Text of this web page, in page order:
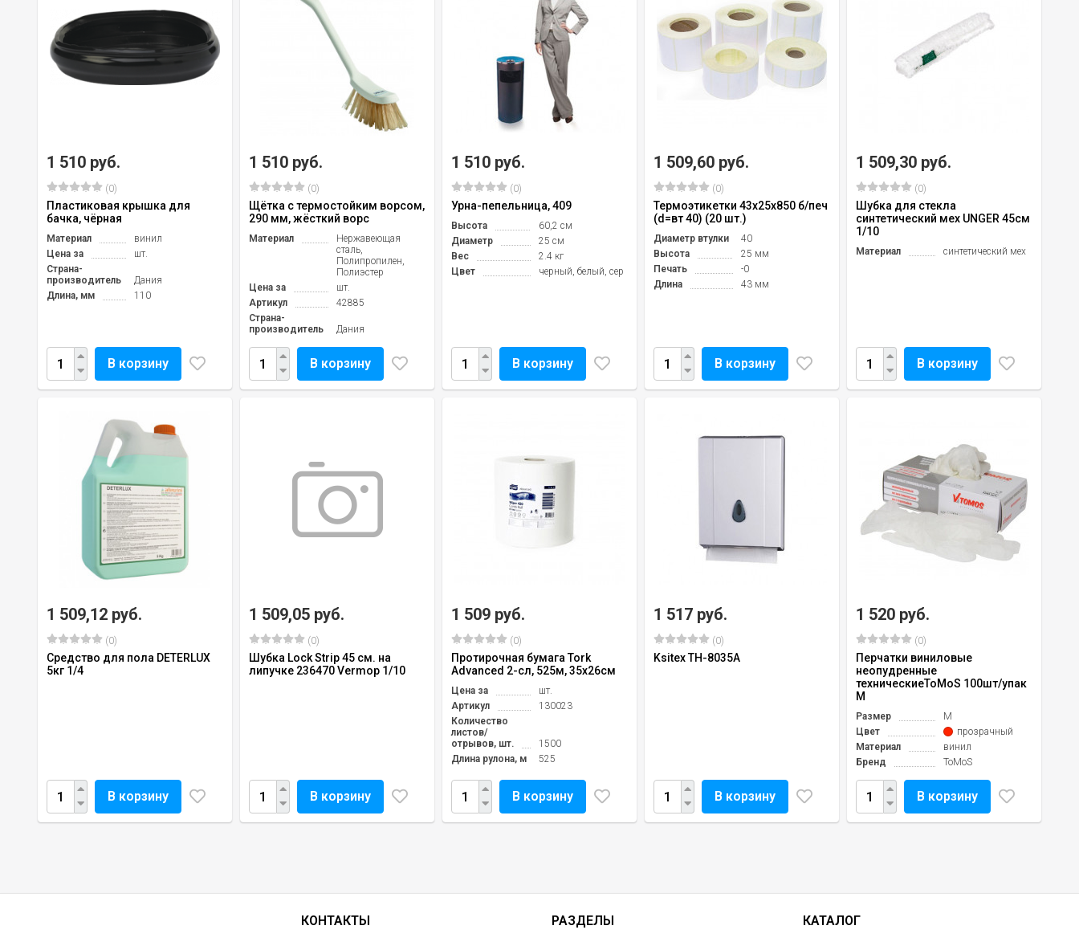
1 510 руб.
(0)
Пластиковая крышка для
бачка, чёрная
Материал
винил
Цена за
шт.
Страна-
производитель
Дания
Длина, мм
110
В корзину
1 510 руб.
(0)
Щётка с термостойким ворсом,
290 мм, жёсткий ворс
Материал
Нержавеющая
сталь,
Полипропилен,
Полиэстер
Цена за
шт.
Артикул
42885
Страна-
производитель
Дания
В корзину
1 510 руб.
(0)
Урна-пепельница, 409
Высота
60,2 см
Диаметр
25 см
Вес
2.4 кг
Цвет
черный, белый, серый, бордо
В корзину
1 509,60 руб.
(0)
Термоэтикетки 43х25х850 б/печ
(d=вт 40) (20 шт.)
Диаметр втулки
40
Высота
25 мм
Печать
-0
Длина
43 мм
В корзину
1 509,30 руб.
(0)
Шубка для стекла
синтетический мех UNGER 45см
1/10
Материал синтетический мех
В корзину
1 509,12 руб.
(0)
Средство для пола DETERLUX
5кг 1/4
В корзину
1 509,05 руб.
(0)
Шубка Lock Strip 45 см. на
липучке 236470 Vermop 1/10
В корзину
1 509 руб.
(0)
Протирочная бумага Tork
Advanced 2-сл, 525м, 35х26см
Цена за
шт.
Артикул
130023
Количество
листов/
отрывов, шт.
1500
Длина рулона, м
525
В корзину
1 517 руб.
(0)
Ksitex TH-8035A
В корзину
1 520 руб.
(0)
Перчатки виниловые
неопудренные
техническиеToMoS 100шт/упак
M
Размер
M
Цвет
прозрачный
Материал
винил
Бренд
ToMoS
В корзину
КОНТАКТЫ РАЗДЕЛЫ КАТАЛОГ